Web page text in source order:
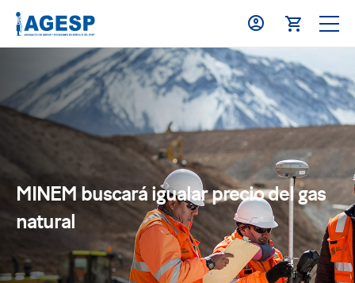
MINEM buscará igualar precio del gas
natural